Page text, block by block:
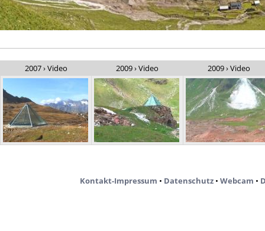
2007 › Video 2009 › Video 2009 › Video
Kontakt-Impressum • Datenschutz• Webcam •